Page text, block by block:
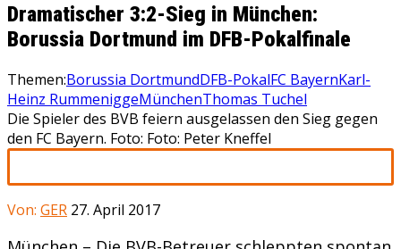
Dramatischer 3:2-Sieg in München:
Borussia Dortmund im DFB-Pokalfinale
Themen:Borussia DortmundDFB-PokalFC BayernKarl-
Heinz RummeniggeMünchenThomas Tuchel
Die Spieler des BVB feiern ausgelassen den Sieg gegen
den FC Bayern. Foto: Foto: Peter Kneffel
Von: GER 27. April 2017